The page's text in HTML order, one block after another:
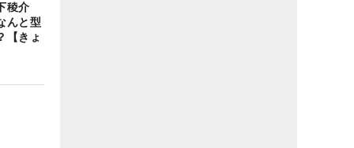
稜介
んと型
【きょ